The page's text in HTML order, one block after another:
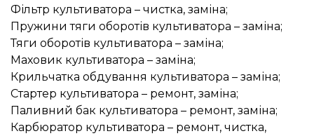
Фільтр культиватора – чистка, заміна;
Пружини тяги оборотів культиватора – заміна;
Тяги оборотів культиватора – заміна;
Маховик культиватора – заміна;
Крильчатка обдування культиватора – заміна;
Стартер культиватора – ремонт, заміна;
Паливний бак культиватора – ремонт, заміна;
Карбюратор культиватора – ремонт, чистка,